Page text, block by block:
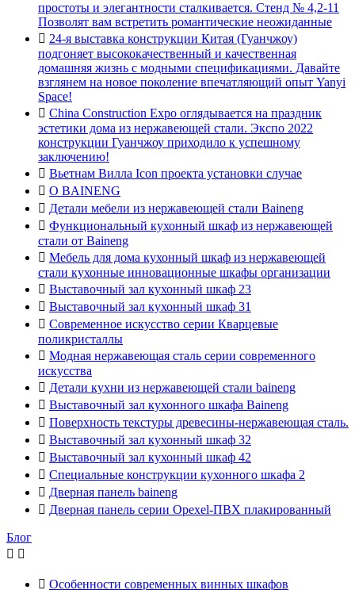
простоты и элегантности сталкивается. Стенд № 4,2-11
Позволят вам встретить романтические неожиданные
 24-я выставка конструкции Китая (Гуанчжоу)
подгоняет высококачественный и качественная
домашняя жизнь с модными спецификациями. Давайте
взглянем на новое поколение впечатляющий опыт Yanyi
Space!
 China Construction Expo оглядывается на праздник
эстетики дома из нержавеющей стали. Экспо 2022
конструкции Гуанчжоу приходило к успешному
заключению!
 Вьетнам Вилла Icon проекта установки случае
 О BAINENG
 Детали мебели из нержавеющей стали Baineng
 Функциональный кухонный шкаф из нержавеющей
стали от Baineng
 Мебель для дома кухонный шкаф из нержавеющей
стали кухонные инновационные шкафы организации
 Выставочный зал кухонный шкаф 23
 Выставочный зал кухонный шкаф 31
 Современное искусство серии Кварцевые
поликристаллы
 Модная нержавеющая сталь серии современного
искусства
 Детали кухни из нержавеющей стали baineng
 Выставочный зал кухонного шкафа Baineng
 Поверхность текстуры древесины-нержавеющая сталь.
 Выставочный зал кухонный шкаф 32
 Выставочный зал кухонный шкаф 42
 Специальные конструкции кухонного шкафа 2
 Дверная панель baineng
 Дверная панель серии Opexel-ПВХ плакированный
Блог
 
 Особенности современных винных шкафов